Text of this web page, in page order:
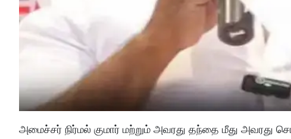
அமைச்சர் நிர்மல் குமார் மற்றும் அவரது தந்தை மீது அவரது